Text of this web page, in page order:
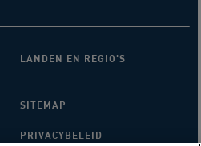
LANDEN EN REGIO'S
SITEMAP
PRIVACYBELEID